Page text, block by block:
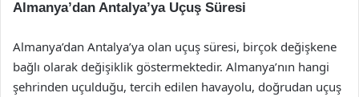
Almanya’dan Antalya’ya Uçuş Süresi
Almanya’dan Antalya’ya olan uçuş süresi, birçok değişkene
bağlı olarak değişiklik göstermektedir. Almanya’nın hangi
şehrinden uçulduğu, tercih edilen havayolu, doğrudan uçuş